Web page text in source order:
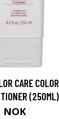
CARE
(250ML)
NOK